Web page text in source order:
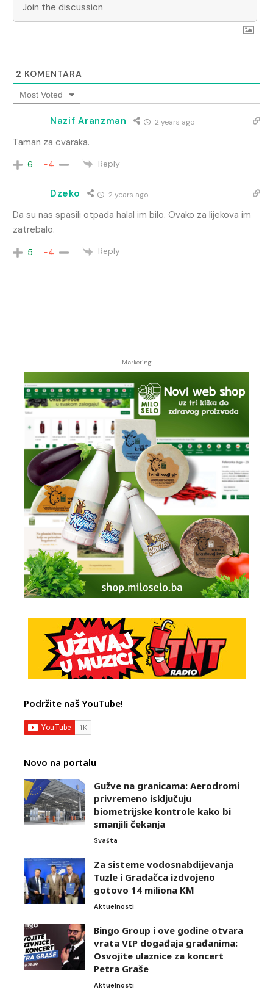
2 KOMENTARA
Most Voted
Nazif Aranzman 2 years ago
Taman za cvaraka.
6 -4 Reply
Dzeko 2 years ago
Da su nas spasili otpada halal im bilo. Ovako za lijekova im
zatrebalo.
5 -4 Reply
- Marketing -
Podržite naš YouTube!
Novo na portalu
Gužve na granicama: Aerodromi
privremeno isključuju
biometrijske kontrole kako bi
smanjili čekanja
Svašta
Za sisteme vodosnabdijevanja
Tuzle i Gradačca izdvojeno
gotovo 14 miliona KM
Aktuelnosti
Bingo Group i ove godine otvara
vrata VIP događaja građanima:
Osvojite ulaznice za koncert
Petra Graše
Aktuelnosti